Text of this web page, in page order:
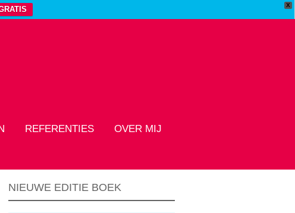
X
REFERENTIES OVER MIJ
NIEUWE EDITIE BOEK